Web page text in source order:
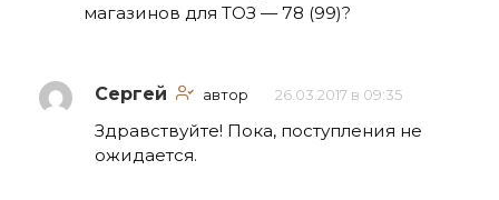
магазинов для ТОЗ — 78 (99)?
Сергей автор 26.03.2017 в 09:35
Здравствуйте! Пока, поступления не
ожидается.